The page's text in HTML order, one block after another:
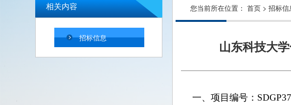
相关内容
招标信息
您当前所在位置： 首页 > 招标信
山东科技大
一、 项目编号：